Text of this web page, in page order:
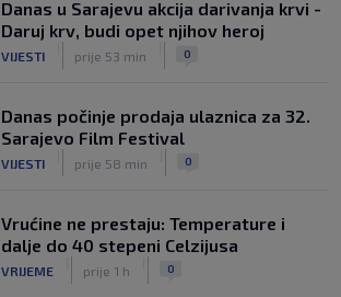
Danas u Sarajevu akcija darivanja krvi -
Daruj krv, budi opet njihov heroj
VIJESTI prije 53 min 0
Danas počinje prodaja ulaznica za 32.
Sarajevo Film Festival
VIJESTI prije 58 min 0
Vrućine ne prestaju: Temperature i
dalje do 40 stepeni Celzijusa
VRIJEME prije 1 h 0